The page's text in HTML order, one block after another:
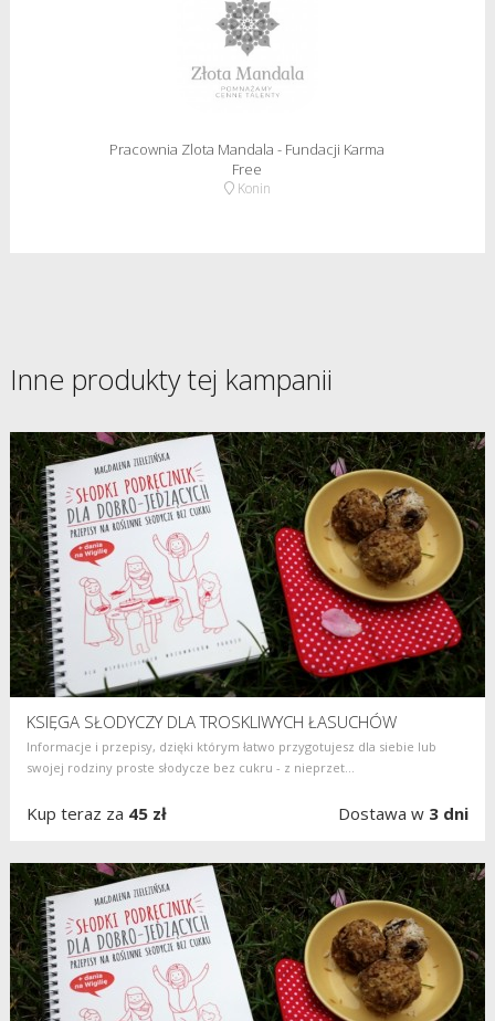
Pracownia Zlota Mandala - Fundacji Karma
Free
Konin
Inne produkty tej kampanii
KSIĘGA SŁODYCZY DLA TROSKLIWYCH ŁASUCHÓW
Informacje i przepisy, dzięki którym łatwo przygotujesz dla siebie lub
swojej rodziny proste słodycze bez cukru - z nieprzet...
Kup teraz za 45 zł Dostawa w 3 dni